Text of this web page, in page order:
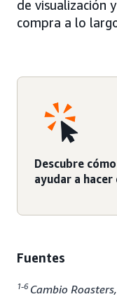
de visualización
compra a lo
Descubre cómo
ayudar a
Fuentes
1-6 Cambio